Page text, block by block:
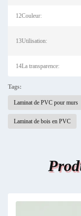
12Couleur:
13Utilisation:
14La transparence:
Tags:
Laminat de PVC pour murs
Laminat de bois en PVC